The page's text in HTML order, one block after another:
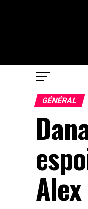
GÉNÉRAL